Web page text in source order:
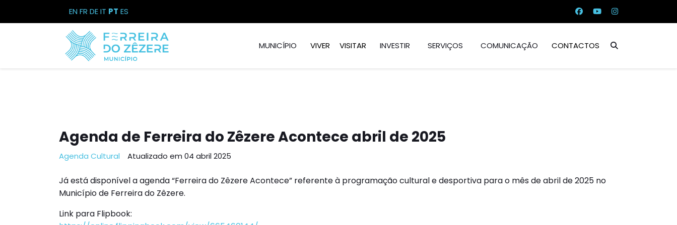
EN FR DEIT PT ES
MUNICÍPIO VIVER VISITAR INVESTIR SERVIÇOS COMUNICAÇÃO CONTACTOS
Agenda de Ferreira do Zêzere Acontece abril de 2025
Agenda Cultural Atualizado em 04 abril 2025
Já está disponível a agenda “Ferreira do Zêzere Acontece” referente à programação cultural e desportiva para o mês de abril de 2025 no
Município de Ferreira do Zêzere.
Link para Flipbook: